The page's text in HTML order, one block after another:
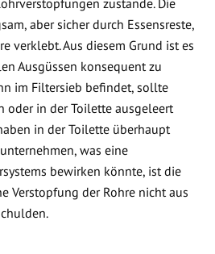
zustande. Die
aber sicher durch Essensreste,
verklebt. Aus diesem Grund ist es
Ausgüssen konsequent zu
im Filtersieb befindet, sollte
oder in der Toilette ausgeleert
in der Toilette überhaupt
was eine
bewirken könnte, ist die
Verstopfung der Rohre nicht aus